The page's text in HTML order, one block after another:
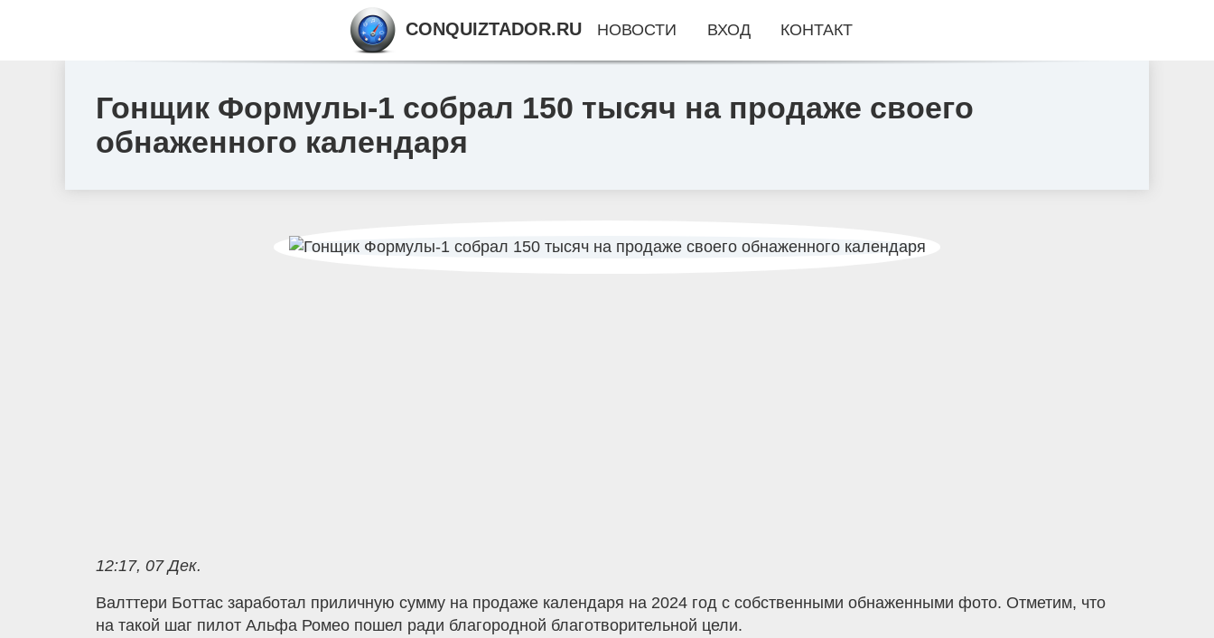
Гонщик Формулы-1 собрал 150 тысяч на продаже своего
обнаженного календаря
12:17, 07 Дек.
Валттери Боттас заработал приличную сумму на продаже календаря на 2024 год с собственными обнаженными фото. Отметим, что
на такой шаг пилот Альфа Ромео пошел ради благородной благотворительной цели.
CONQUIZTADOR.RU НОВОСТИ ВХОД КОНТАКТ